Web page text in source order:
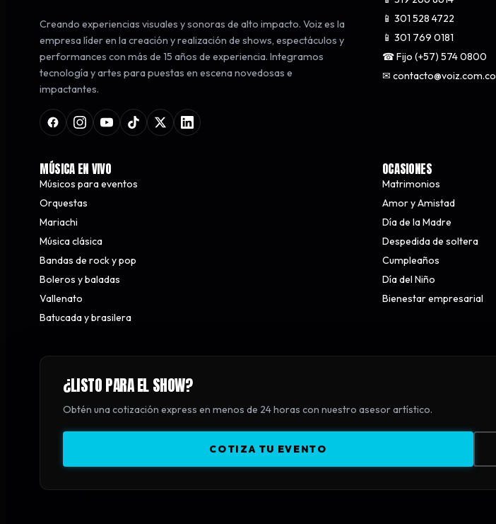
Creando experiencias visuales y sonoras de alto impacto. Voiz es la
empresa líder en la creación y realización de shows, espectáculos y
performances con más de 15 años de experiencia. Integramos
tecnología y artes para puestas en escena novedosas e
impactantes.
📱 301 528 4722
📱 301 769 0181
☎ Fijo (+57) 574 0800
✉ contacto@voiz.com.co
MÚSICA EN VIVO
Músicos para eventos
Orquestas
Mariachi
Música clásica
Bandas de rock y pop
Boleros y baladas
Vallenato
Batucada y brasilera
OCASIONES
Matrimonios
Amor y Amistad
Día de la Madre
Despedida de soltera
Cumpleaños
Día del Niño
Bienestar empresarial
¿LISTO PARA EL SHOW?
Obtén una cotización express en menos de 24 horas con nuestro asesor artístico.
COTIZA TU EVENTO